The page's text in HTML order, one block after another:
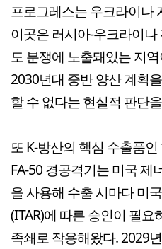
프로그레스는 우크라이나
이곳은 러시아-우크라이
도 분쟁에 노출돼있는 지
2030년대 중반 양산 계획
할 수 없다는 현실적 판단
또 K-방산의 핵심 수출품
FA-50 경공격기는 미국 제
을 사용해 수출 시마다 미
(ITAR)에 따른 승인이 필요
족쇄로 작용해왔다. 2029